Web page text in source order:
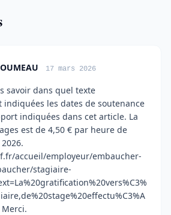
17 mars 2026
savoir dans quel texte
les dates de soutenance
indiquées dans cet article. La
est de 4,50 € par heure de
accueil/employeur/embaucher-
stagiaire-
Merci.